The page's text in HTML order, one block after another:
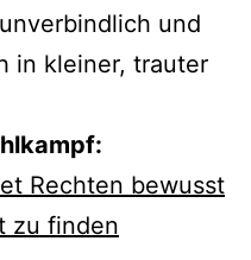
und
in kleiner, trauter
Rechten bewusst
zu finden